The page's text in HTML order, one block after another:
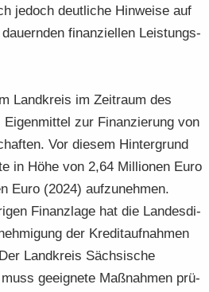
je­doch deut­li­che Hin­wei­se auf
fi­nan­zi­el­len Leis­tungs­
Land­kreis im Zeit­raum des
zur Fi­nan­zie­rung von
Vor die­sem Hin­ter­grund
in Höhe von 2,64 Mil­lio­nen Euro
Euro (2024) auf­zu­neh­men.
Fi­nanz­la­ge hat die Lan­des­di­
der Kre­dit­auf­nah­men
Land­kreis Säch­si­sche
ge­eig­ne­te Maß­nah­men prü­